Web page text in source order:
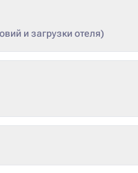
и загрузки отеля)